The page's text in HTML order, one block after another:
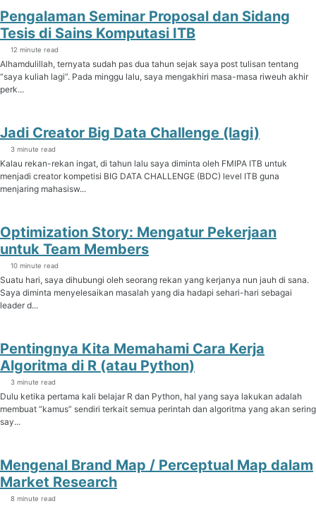
Pengalaman Seminar Proposal dan Sidang
Tesis di Sains Komputasi ITB
12 minute read
Alhamdulillah, ternyata sudah pas dua tahun sejak saya post tulisan tentang
“saya kuliah lagi”. Pada minggu lalu, saya mengakhiri masa-masa riweuh akhir
perk...
Jadi Creator Big Data Challenge (lagi)
3 minute read
Kalau rekan-rekan ingat, di tahun lalu saya diminta oleh FMIPA ITB untuk
menjadi creator kompetisi BIG DATA CHALLENGE (BDC) level ITB guna
menjaring mahasisw...
Optimization Story: Mengatur Pekerjaan
untuk Team Members
10 minute read
Suatu hari, saya dihubungi oleh seorang rekan yang kerjanya nun jauh di sana.
Saya diminta menyelesaikan masalah yang dia hadapi sehari-hari sebagai
leader d...
Pentingnya Kita Memahami Cara Kerja
Algoritma di R (atau Python)
3 minute read
Dulu ketika pertama kali belajar R dan Python, hal yang saya lakukan adalah
membuat “kamus” sendiri terkait semua perintah dan algoritma yang akan sering
say...
Mengenal Brand Map / Perceptual Map dalam
Market Research
8 minute read